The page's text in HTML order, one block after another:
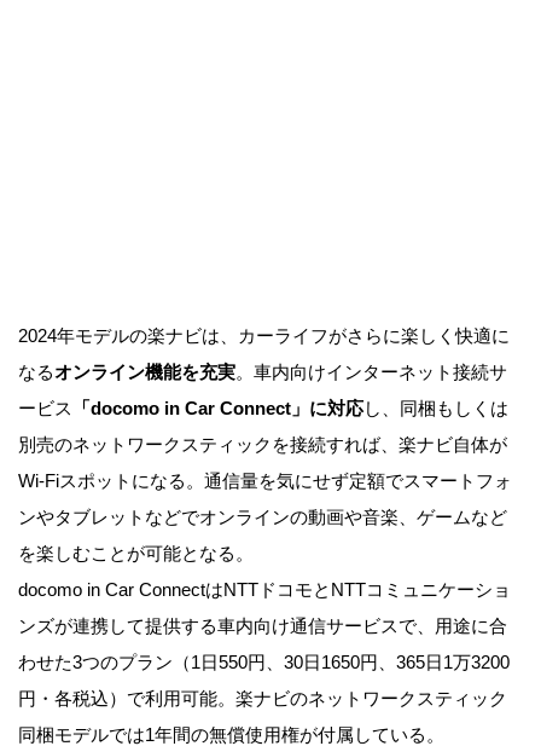
2024年モデルの楽ナビは、カーライフがさらに楽しく快適に
なるオンライン機能を充実。車内向けインターネット接続サ
ービス
「docomo in Car Connect」に対応し、同梱もしくは
別売のネットワークスティックを接続すれば、楽ナビ自体が
Wi-Fiスポットになる。通信量を気にせず定額でスマートフォ
ンやタブレットなどでオンラインの動画や音楽、ゲームなど
を楽しむことが可能となる。
docomo in Car ConnectはNTTドコモとNTTコミュニケーショ
ンズが連携して提供する車内向け通信サービスで、用途に合
わせた3つのプラン（1日550円、30日1650円、365日1万3200
円・各税込）で利用可能。楽ナビのネットワークスティック
同梱モデルでは1年間の無償使用権が付属している。